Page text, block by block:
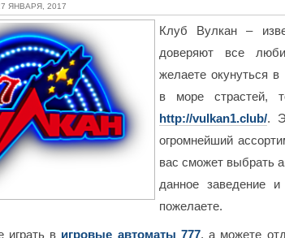
ЯНВАРЯ, 2017
Клуб Вулкан –
доверяют все
желаете окунуться
в море страстей,
http://vulkan1.club/.
огромнейший
вас сможет выбрать
данное заведение
пожелаете.
играть в игровые автоматы 777, а можете